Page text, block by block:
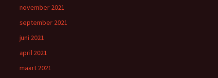
november 2021
september 2021
juni 2021
april 2021
maart 2021